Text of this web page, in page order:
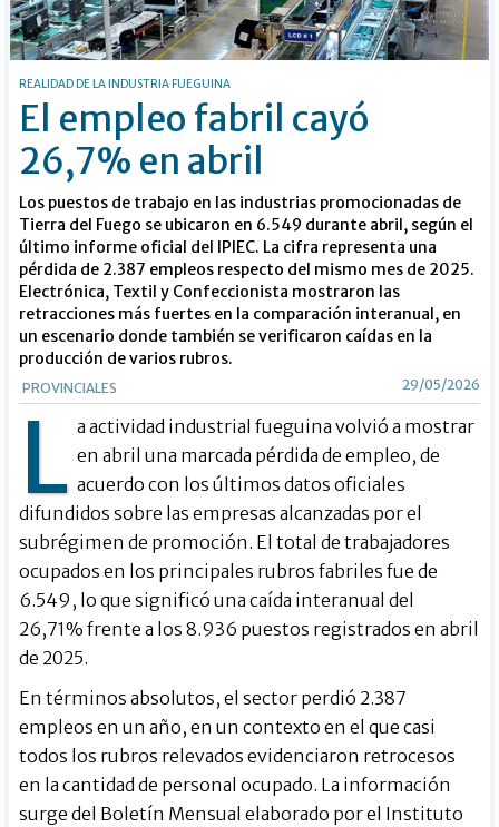
REALIDAD DE LA INDUSTRIA FUEGUINA
El empleo fabril cayó
26,7% en abril
Los puestos de trabajo en las industrias promocionadas de
Tierra del Fuego se ubicaron en 6.549 durante abril, según el
último informe oficial del IPIEC. La cifra representa una
pérdida de 2.387 empleos respecto del mismo mes de 2025.
Electrónica, Textil y Confeccionista mostraron las
retracciones más fuertes en la comparación interanual, en
un escenario donde también se verificaron caídas en la
producción de varios rubros.
PROVINCIALES 29/05/2026
L a actividad industrial fueguina volvió a mostrar
en abril una marcada pérdida de empleo, de
acuerdo con los últimos datos oficiales
difundidos sobre las empresas alcanzadas por el
subrégimen de promoción. El total de trabajadores
ocupados en los principales rubros fabriles fue de
6.549, lo que significó una caída interanual del
26,71% frente a los 8.936 puestos registrados en abril
de 2025.
En términos absolutos, el sector perdió 2.387
empleos en un año, en un contexto en el que casi
todos los rubros relevados evidenciaron retrocesos
en la cantidad de personal ocupado. La información
surge del Boletín Mensual elaborado por el Instituto